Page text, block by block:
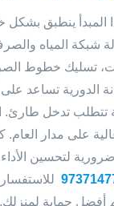
المبدأ ينطبق
شبكة المياه
تسليك خطوط
الدورية
تدخل طارئ.
على مدار
لتحسين
أفضل حماية لمنزلك.